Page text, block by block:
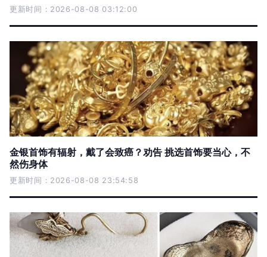
更新时间：2026-08-08 03:12:00
金银首饰有辐射，戴了会致癌？劝告 挑选首饰要当心，不
然伤身体
更新时间：2026-08-08 23:54:58